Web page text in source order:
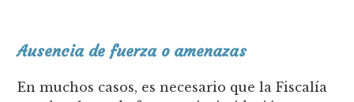
Ausencia de fuerza o amenazas
En muchos casos, es necesario que la Fiscalía